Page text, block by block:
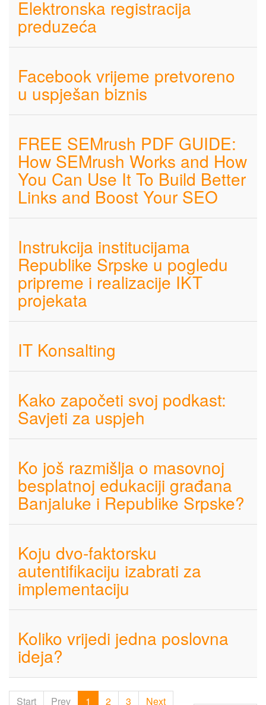
Elektronska registracija
preduzeća
Facebook vrijeme pretvoreno
u uspješan biznis
FREE SEMrush PDF GUIDE:
How SEMrush Works and How
You Can Use It To Build Better
Links and Boost Your SEO
Instrukcija institucijama
Republike Srpske u pogledu
pripreme i realizacije IKT
projekata
IT Konsalting
Kako započeti svoj podkast:
Savjeti za uspjeh
Ko još razmišlja o masovnoj
besplatnoj edukaciji građana
Banjaluke i Republike Srpske?
Koju dvo-faktorsku
autentifikaciju izabrati za
implementaciju
Koliko vrijedi jedna poslovna
ideja?
Start Prev 1 2 3 Next